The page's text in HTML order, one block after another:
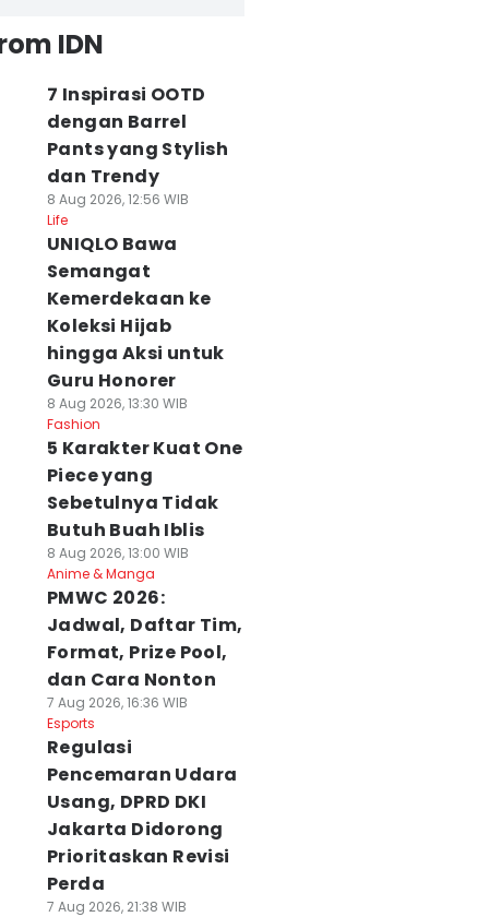
IDN
7 Inspirasi OOTD
dengan Barrel
Pants yang Stylish
dan Trendy
8 Aug 2026, 12:56 WIB
Life
UNIQLO Bawa
Semangat
Kemerdekaan ke
Koleksi Hijab
hingga Aksi untuk
Guru Honorer
8 Aug 2026, 13:30 WIB
Fashion
5 Karakter Kuat One
Piece yang
Sebetulnya Tidak
Butuh Buah Iblis
8 Aug 2026, 13:00 WIB
Anime & Manga
PMWC 2026:
Jadwal, Daftar Tim,
Format, Prize Pool,
dan Cara Nonton
7 Aug 2026, 16:36 WIB
Esports
Regulasi
Pencemaran Udara
Usang, DPRD DKI
Jakarta Didorong
Prioritaskan Revisi
Perda
7 Aug 2026, 21:38 WIB